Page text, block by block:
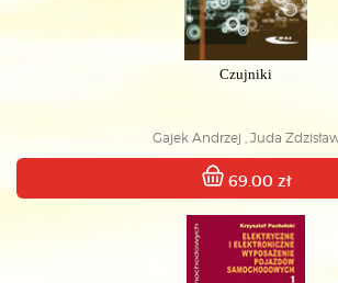
Czujniki
Gajek Andrzej , Juda
69.00 zł